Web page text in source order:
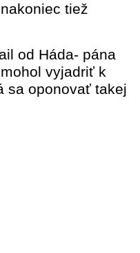
tiež
od Háda- pána
vyjadriť k
sa oponovať takej